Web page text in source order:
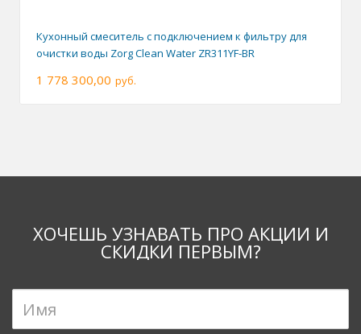
Кухонный смеситель с подключением к фильтру для
очистки воды Zorg Clean Water ZR311YF-BR
1 778 300,00 руб.
ХОЧЕШЬ УЗНАВАТЬ ПРО АКЦИИ И
СКИДКИ ПЕРВЫМ?